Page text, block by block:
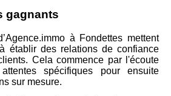
gagnants
à Fondettes mettent
établir des relations de confiance
Cela commence par l'écoute
spécifiques pour ensuite
sur mesure.